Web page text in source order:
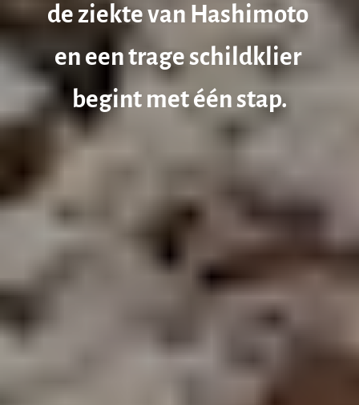
de ziekte van Hashimoto
en een trage schildklier
begint met één stap.